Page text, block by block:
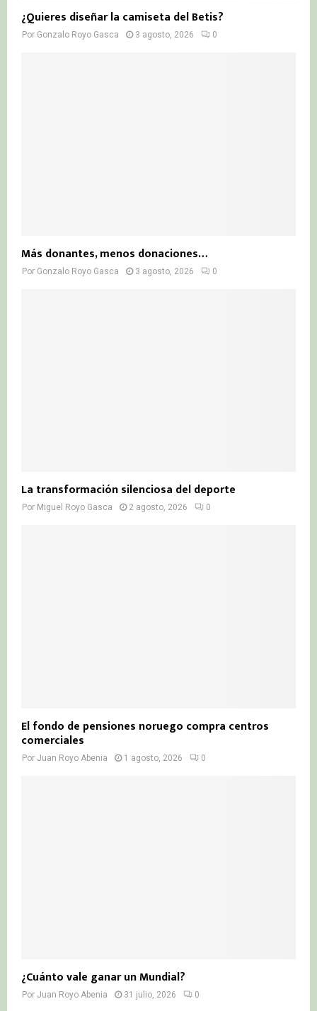
¿Quieres diseñar la camiseta del Betis?
Por Gonzalo Royo Gasca 3 agosto, 2026 0
Más donantes, menos donaciones…
Por Gonzalo Royo Gasca 3 agosto, 2026 0
La transformación silenciosa del deporte
Por Miguel Royo Gasca 2 agosto, 2026 0
El fondo de pensiones noruego compra centros
comerciales
Por Juan Royo Abenia 1 agosto, 2026 0
¿Cuánto vale ganar un Mundial?
Por Juan Royo Abenia 31 julio, 2026 0